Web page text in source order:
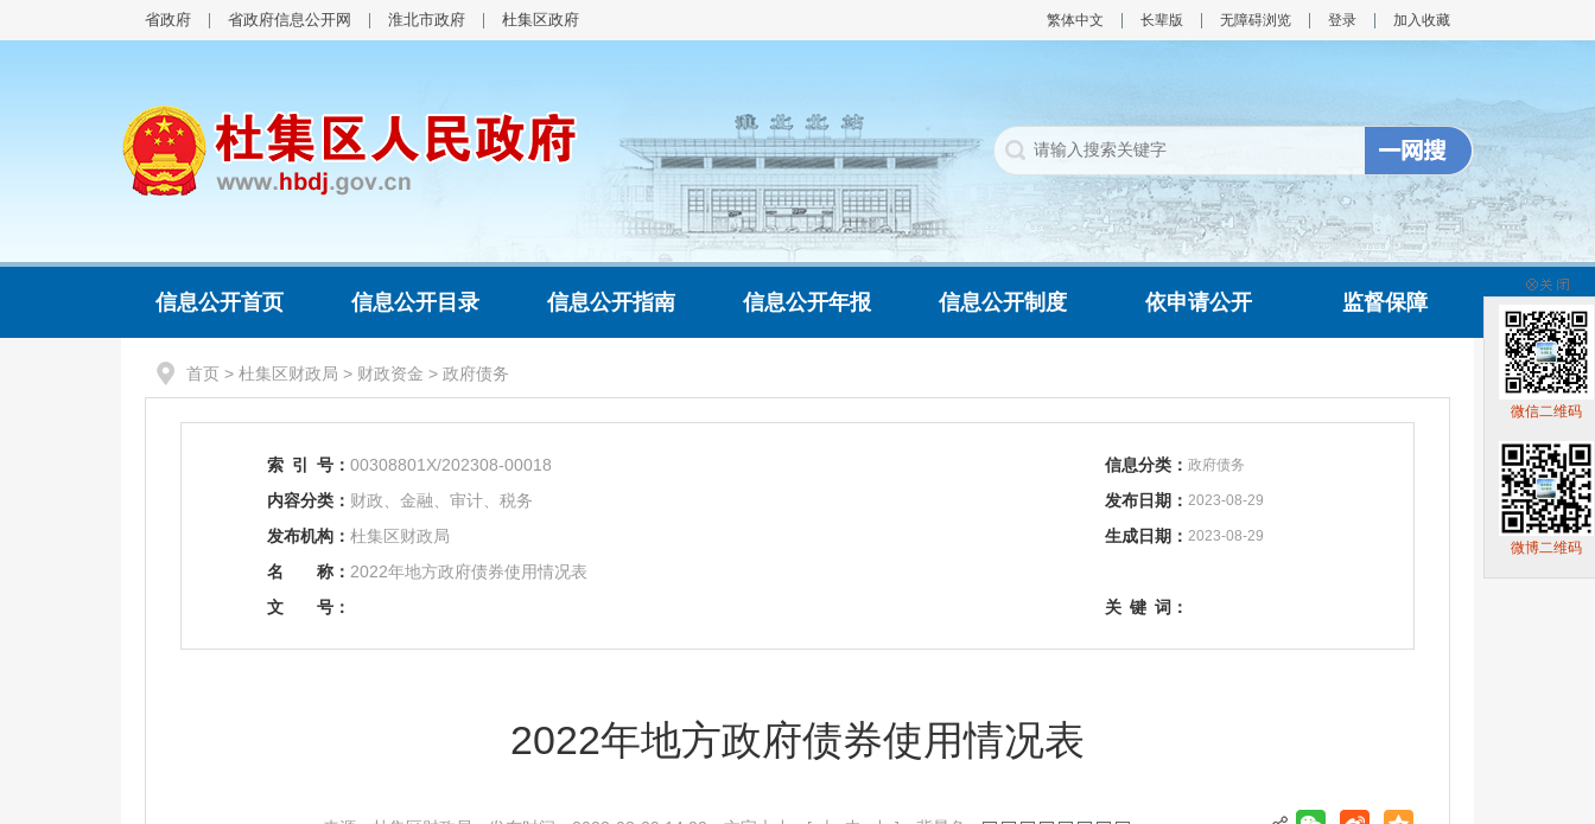
省政府 省政府信息公开网 淮北市政府 杜集区政府 繁体中文 长辈版 无障碍浏览 登录 加入收藏
信息公开首页 信息公开目录 信息公开指南 信息公开年报 信息公开制度 依申请公开 监督保障
首页 > 杜集区财政局 > 财政资金 > 政府债务
索 引 号： 00308801X/202308-00018 信息分类： 政府债务
内容分类： 财政、金融、审计、税务 发布日期： 2023-08-29
发布机构： 杜集区财政局 生成日期： 2023-08-29
名 称： 2022年地方政府债券使用情况表
文
号： 关 键 词：
2022年地方政府债券使用情况表
微信二维码
微博二维码